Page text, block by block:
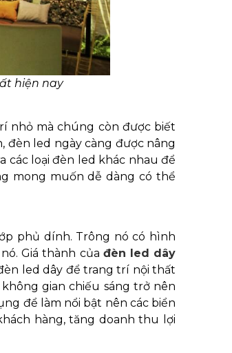
hiện nay
nhỏ mà chúng còn được biết
đèn led ngày càng được nâng
các loại đèn led khác nhau để
mong muốn dễ dàng có thể
phủ dính. Trông nó có hình
Giá thành của đèn led dây
led dây để trang trí nội thất
gian chiếu sáng trở nên
để làm nổi bật nên các biển
hàng, tăng doanh thu lợi